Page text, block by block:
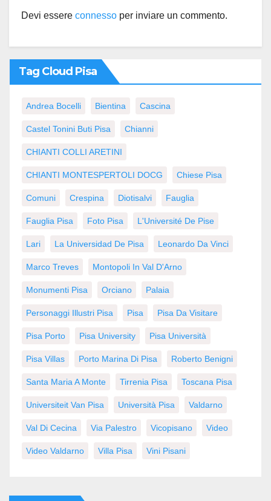
Devi essere connesso per inviare un commento.
Tag Cloud Pisa
Andrea Bocelli Bientina Cascina
Castel Tonini Buti Pisa Chianni
CHIANTI COLLI ARETINI
CHIANTI MONTESPERTOLI DOCG Chiese Pisa
Comuni Crespina Diotisalvi Fauglia
Fauglia Pisa Foto Pisa L'Université De Pise
Lari La Universidad De Pisa Leonardo Da Vinci
Marco Treves Montopoli In Val D'Arno
Monumenti Pisa Orciano Palaia
Personaggi Illustri Pisa Pisa Pisa Da Visitare
Pisa Porto Pisa University Pisa Università
Pisa Villas Porto Marina Di Pisa Roberto Benigni
Santa Maria A Monte Tirrenia Pisa Toscana Pisa
Universiteit Van Pisa Università Pisa Valdarno
Val Di Cecina Via Palestro Vicopisano Video
Video Valdarno Villa Pisa Vini Pisani